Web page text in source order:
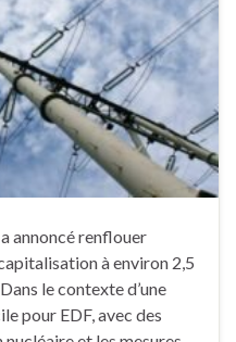
a annoncé renflouer
à environ 2,5
le contexte d’une
pour EDF, avec des